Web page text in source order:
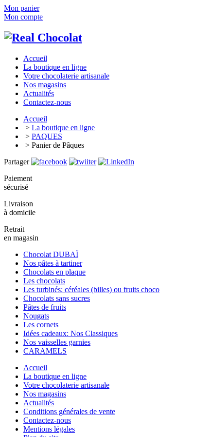
Mon panier
Mon compte
Accueil
La boutique en ligne
Votre chocolaterie artisanale
Nos magasins
Actualités
Contactez-nous
Accueil
> La boutique en ligne
> PAQUES
> Panier de Pâques
Partager
Paiement
sécurisé
Livraison
à domicile
Retrait
en magasin
Chocolat DUBAÏ
Nos pâtes à tartiner
Chocolats en plaque
Les chocolats
Les turbinés: céréales (billes) ou fruits choco
Chocolats sans sucres
Pâtes de fruits
Nougats
Les cornets
Idées cadeaux: Nos Classiques
Nos vaisselles garnies
CARAMELS
Accueil
La boutique en ligne
Votre chocolaterie artisanale
Nos magasins
Actualités
Conditions générales de vente
Contactez-nous
Mentions légales